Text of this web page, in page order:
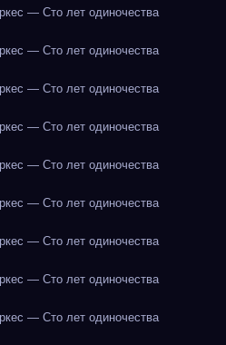
— Сто лет одиночества
— Сто лет одиночества
— Сто лет одиночества
— Сто лет одиночества
— Сто лет одиночества
— Сто лет одиночества
— Сто лет одиночества
— Сто лет одиночества
— Сто лет одиночества